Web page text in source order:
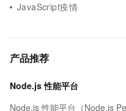
JavaScript疫情
产品推荐
Node.js 性能平台
Node.js 性能平台（Node.js